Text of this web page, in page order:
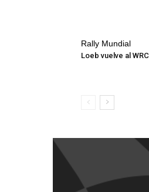
Rally Mundial
Loeb vuelve al